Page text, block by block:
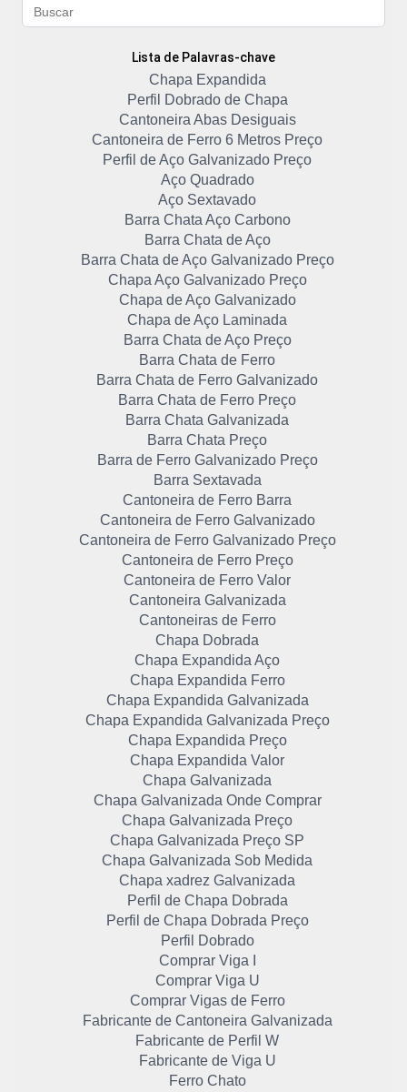
Lista de Palavras-chave
Chapa Expandida
Perfil Dobrado de Chapa
Cantoneira Abas Desiguais
Cantoneira de Ferro 6 Metros Preço
Perfil de Aço Galvanizado Preço
Aço Quadrado
Aço Sextavado
Barra Chata Aço Carbono
Barra Chata de Aço
Barra Chata de Aço Galvanizado Preço
Chapa Aço Galvanizado Preço
Chapa de Aço Galvanizado
Chapa de Aço Laminada
Barra Chata de Aço Preço
Barra Chata de Ferro
Barra Chata de Ferro Galvanizado
Barra Chata de Ferro Preço
Barra Chata Galvanizada
Barra Chata Preço
Barra de Ferro Galvanizado Preço
Barra Sextavada
Cantoneira de Ferro Barra
Cantoneira de Ferro Galvanizado
Cantoneira de Ferro Galvanizado Preço
Cantoneira de Ferro Preço
Cantoneira de Ferro Valor
Cantoneira Galvanizada
Cantoneiras de Ferro
Chapa Dobrada
Chapa Expandida Aço
Chapa Expandida Ferro
Chapa Expandida Galvanizada
Chapa Expandida Galvanizada Preço
Chapa Expandida Preço
Chapa Expandida Valor
Chapa Galvanizada
Chapa Galvanizada Onde Comprar
Chapa Galvanizada Preço
Chapa Galvanizada Preço SP
Chapa Galvanizada Sob Medida
Chapa xadrez Galvanizada
Perfil de Chapa Dobrada
Perfil de Chapa Dobrada Preço
Perfil Dobrado
Comprar Viga I
Comprar Viga U
Comprar Vigas de Ferro
Fabricante de Cantoneira Galvanizada
Fabricante de Perfil W
Fabricante de Viga U
Ferro Chato